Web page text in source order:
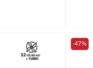
-47%